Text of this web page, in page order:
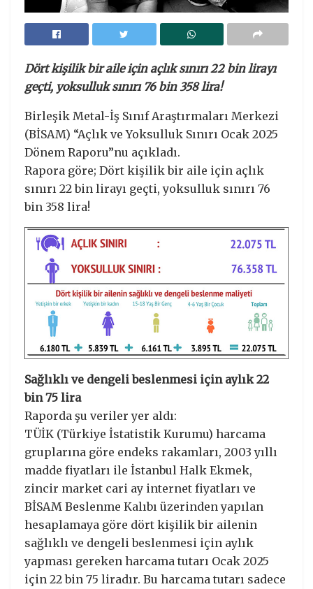
Dört kişilik bir aile için açlık sınırı 22 bin lirayı
geçti, yoksulluk sınırı 76 bin 358 lira!
Birleşik Metal-İş Sınıf Araştırmaları Merkezi
(BİSAM) “Açlık ve Yoksulluk Sınırı Ocak 2025
Dönem Raporu”nu açıkladı.
Rapora göre; Dört kişilik bir aile için açlık
sınırı 22 bin lirayı geçti, yoksulluk sınırı 76
bin 358 lira!
Sağlıklı ve dengeli beslenmesi için aylık 22
bin 75 lira
Raporda şu veriler yer aldı:
TÜİK (Türkiye İstatistik Kurumu) harcama
gruplarına göre endeks rakamları, 2003 yıllı
madde fiyatları ile İstanbul Halk Ekmek,
zincir market cari ay internet fiyatları ve
BİSAM Beslenme Kalıbı üzerinden yapılan
hesaplamaya göre dört kişilik bir ailenin
sağlıklı ve dengeli beslenmesi için aylık
yapması gereken harcama tutarı Ocak 2025
için 22 bin 75 liradır. Bu harcama tutarı sadece